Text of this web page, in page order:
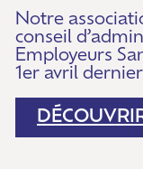
Notre
conseil
Employeurs
1er avril